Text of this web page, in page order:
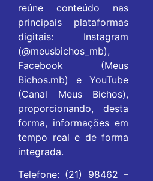
reúne conteúdo nas
principais plataformas
digitais: Instagram
(@meusbichos_mb),
Facebook (Meus
Bichos.mb) e YouTube
(Canal Meus Bichos),
proporcionando, desta
forma, informações em
tempo real e de forma
integrada.
Telefone: (21) 98462 –